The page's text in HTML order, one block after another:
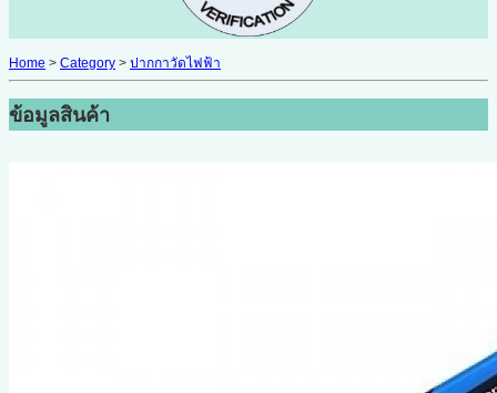
Home > Category > ปากกาวัดไฟฟ้า
ข้อมูลสินค้า